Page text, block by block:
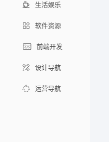
生活娱乐
软件资源
前端开发
设计导航
运营导航